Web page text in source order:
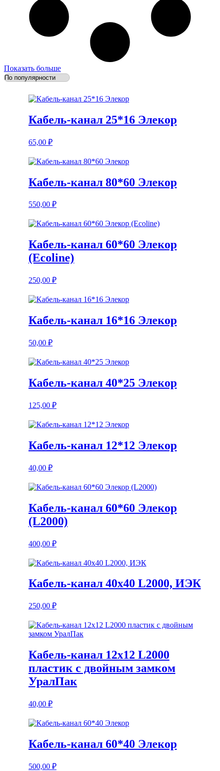
Показать больше
Кабель-канал 25*16 Элекор
65,00 ₽
Кабель-канал 80*60 Элекор
550,00 ₽
Кабель-канал 60*60 Элекор
(Ecoline)
250,00 ₽
Кабель-канал 16*16 Элекор
50,00 ₽
Кабель-канал 40*25 Элекор
125,00 ₽
Кабель-канал 12*12 Элекор
40,00 ₽
Кабель-канал 60*60 Элекор
(L2000)
400,00 ₽
Кабель-канал 40х40 L2000, ИЭК
250,00 ₽
Кабель-канал 12х12 L2000
пластик с двойным замком
УралПак
40,00 ₽
Кабель-канал 60*40 Элекор
500,00 ₽